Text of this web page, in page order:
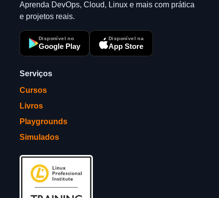
Aprenda DevOps, Cloud, Linux e mais com prática
e projetos reais.
Disponível no
Google Play
Disponível na
App Store
Serviços
Cursos
Livros
Playgrounds
Simulados